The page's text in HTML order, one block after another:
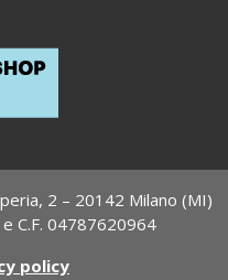
2 – 20142 Milano (MI)
C.F. 04787620964
policy